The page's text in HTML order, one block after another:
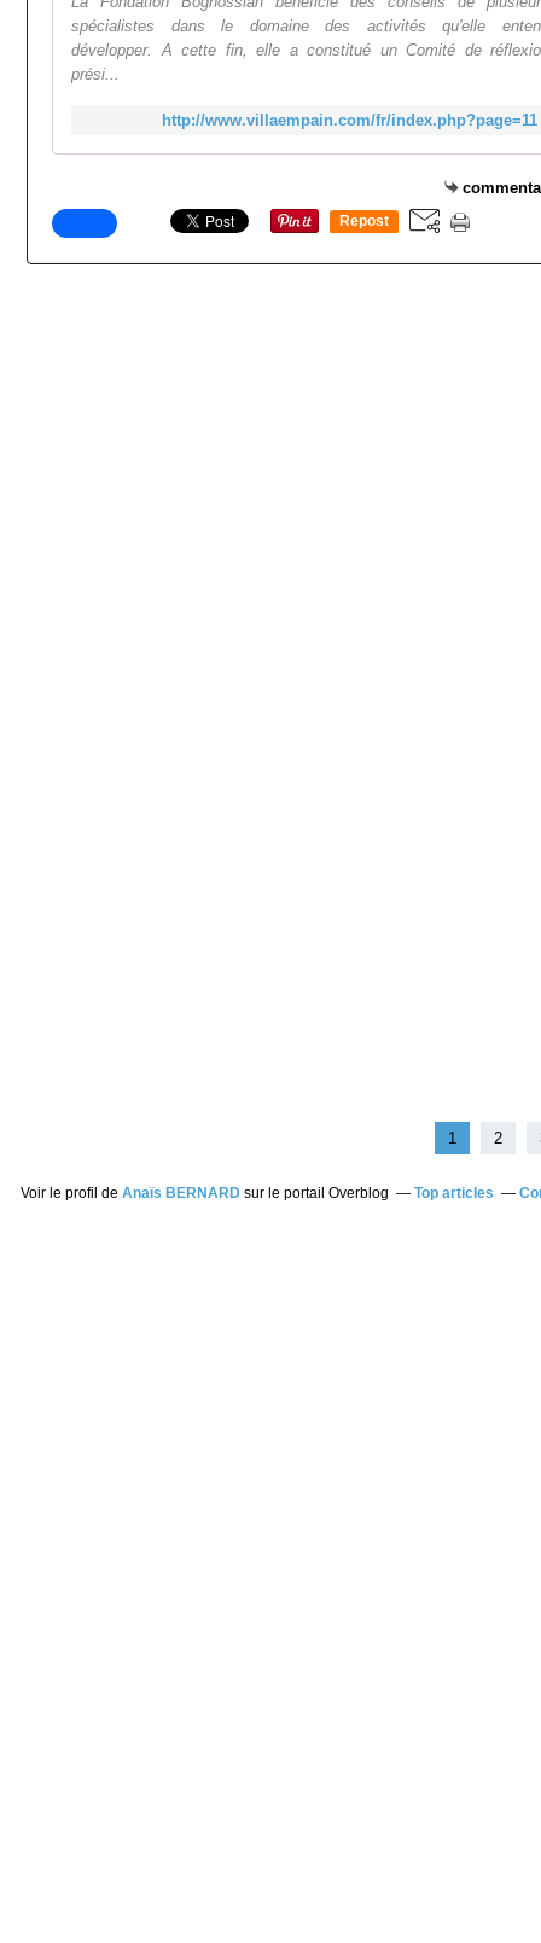
spécialistes dans le domaine des activités qu'elle
développer. A cette fin, elle a constitué un Comité de
prési...
http://www.villaempain.com/fr/index.php?page=11
Repost
1 2
Voir le profil de Anaïs BERNARDsur le portail Overblog Top articles